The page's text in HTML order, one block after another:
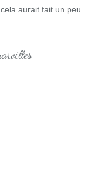
aurait fait un peu